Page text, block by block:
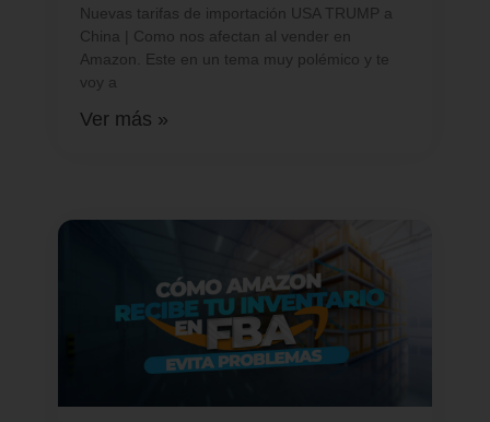
Nuevas tarifas de importación USA TRUMP a
China | Como nos afectan al vender en
Amazon. Este en un tema muy polémico y te
voy a
Ver más »